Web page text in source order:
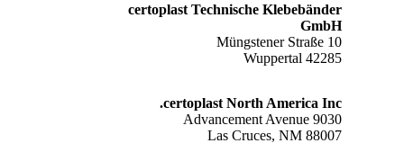
certoplast Technische Klebebänder
GmbH
Müngstener Straße 10
42285 Wuppertal
certoplast North America Inc.
9030 Advancement Avenue
Las Cruces, NM 88007